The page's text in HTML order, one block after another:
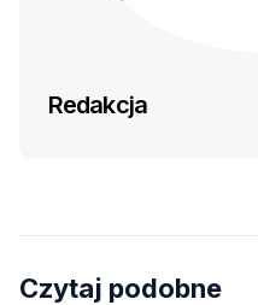
Redakcja
Czytaj podobne